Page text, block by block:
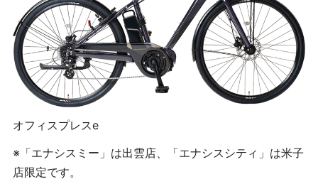
オフィスプレスe
※「エナシスミー」は出雲店、「エナシスシティ」は米子
店限定です。